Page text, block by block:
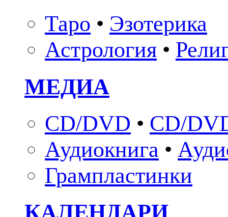
Таро • Эзотерика
Астрология •
МЕДИА
CD/DVD • CD/
Аудиокнига •
Грампластинки